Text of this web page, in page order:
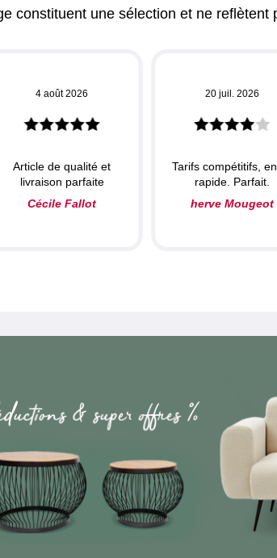
constituent une sélection et ne reflètent
4 août 2026
Article de qualité et
livraison parfaite
Cécile Fallot
20 juil. 2026
Tarifs compétitifs,
rapide. Parfait.
herve Mougeot